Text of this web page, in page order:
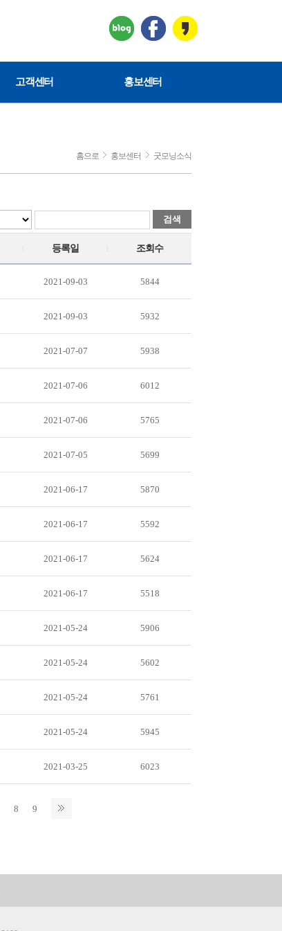
고객센터 홍보센터
홈으로 홍보센터 굿모닝소식
검색
등록일 조회수
2021-09-03 5844
2021-09-03 5932
2021-07-07 5938
2021-07-06 6012
2021-07-06 5765
2021-07-05 5699
2021-06-17 5870
2021-06-17 5592
2021-06-17 5624
2021-06-17 5518
2021-05-24 5906
2021-05-24 5602
2021-05-24 5761
2021-05-24 5945
2021-03-25 6023
8 9